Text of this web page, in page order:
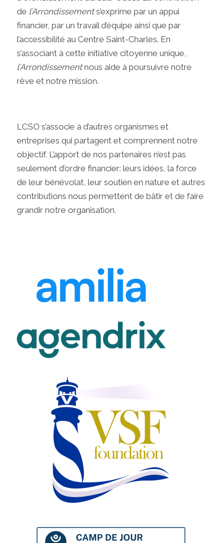
de l’Arrondissements’exprime par un appui
financier, par un travail d’équipe ainsi que par
l’accessibilité au Centre Saint-Charles. En
s’associant à cette initiative citoyenne unique,
l’Arrondissementnous aide à poursuivre notre
rêve et notre mission.
LCSO s’associe à d’autres organismes et
entreprises qui partagent et comprennent notre
objectif. L’apport de nos partenaires n’est pas
seulement d’ordre financier: leurs idées, la force
de leur bénévolat, leur soutien en nature et autres
contributions nous permettent de bâtir et de faire
grandir notre organisation.